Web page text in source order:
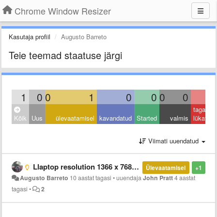
Chrome Window Resizer
Kasutaja profiil Augusto Barreto
Teie teemad staatuse järgi
1 0 0 1 0 0 0 0
Kõik Uus ülevaatamisel kavandatud Started valmis
tagasi
lükatud
Viimati uuendatud
+1
Ülevaatamisel
Llaptop resolution 1366 x 768 missing in the default presets
Augusto Barreto 10 aastat tagasi •uuendajaJohn Pratt4 aastat
tagasi • 2